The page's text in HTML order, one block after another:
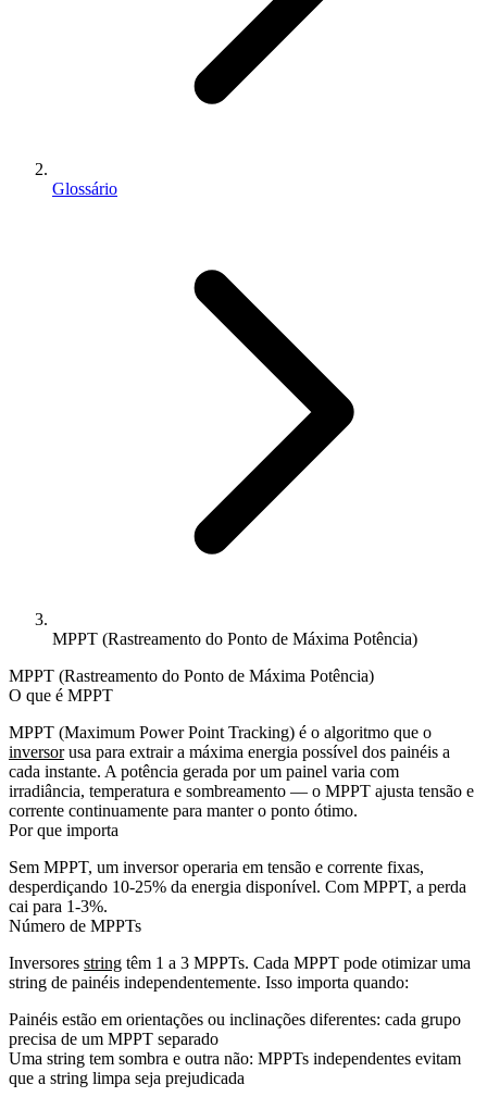
Glossário
MPPT (Rastreamento do Ponto de Máxima Potência)
MPPT (Rastreamento do Ponto de Máxima Potência)
O que é MPPT
MPPT (Maximum Power Point Tracking) é o algoritmo que o
inversorusa para extrair a máxima energia possível dos painéis a
cada instante. A potência gerada por um painel varia com
irradiância, temperatura e sombreamento — o MPPT ajusta tensão e
corrente continuamente para manter o ponto ótimo.
Por que importa
Sem MPPT, um inversor operaria em tensão e corrente fixas,
desperdiçando 10-25% da energia disponível. Com MPPT, a perda
cai para 1-3%.
Número de MPPTs
Inversores string têm 1 a 3 MPPTs. Cada MPPT pode otimizar uma
string de painéis independentemente. Isso importa quando:
Painéis estão em orientações ou inclinações diferentes: cada grupo
precisa de um MPPT separado
Uma string tem sombra e outra não: MPPTs independentes evitam
que a string limpa seja prejudicada